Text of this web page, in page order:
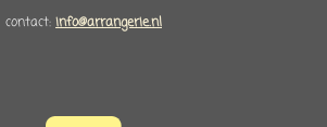
contact: info@arrangerie.nl